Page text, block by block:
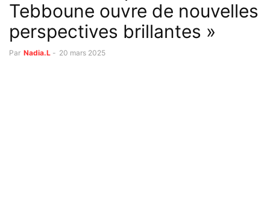
Tebboune ouvre de nouvelles
perspectives brillantes »
Par Nadia.L - 20 mars 2025